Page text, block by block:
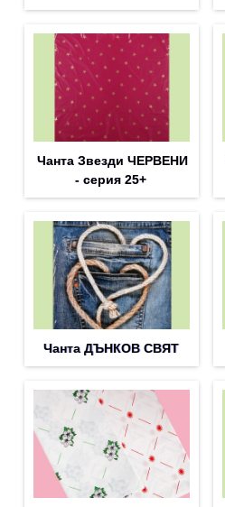
Чанта Звезди ЧЕРВЕНИ
- серия 25+
Чанта ДЪНКОВ СВЯТ